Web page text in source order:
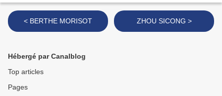
< BERTHE MORISOT ZHOU SICONG >
Hébergé par Canalblog
Top articles
Pages